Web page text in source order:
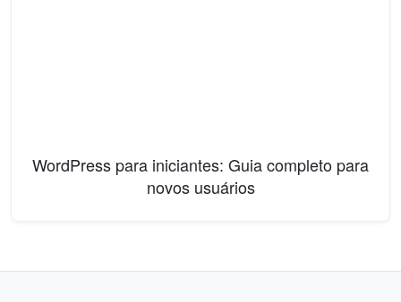
WordPress para iniciantes: Guia completo para
novos usuários